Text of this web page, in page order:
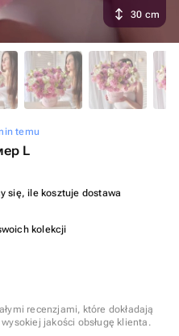
temu
L
się, ile kosztuje dostawa
kolekcji
recenzjami, które dokładają
jakości obsługę klienta.
30 cm